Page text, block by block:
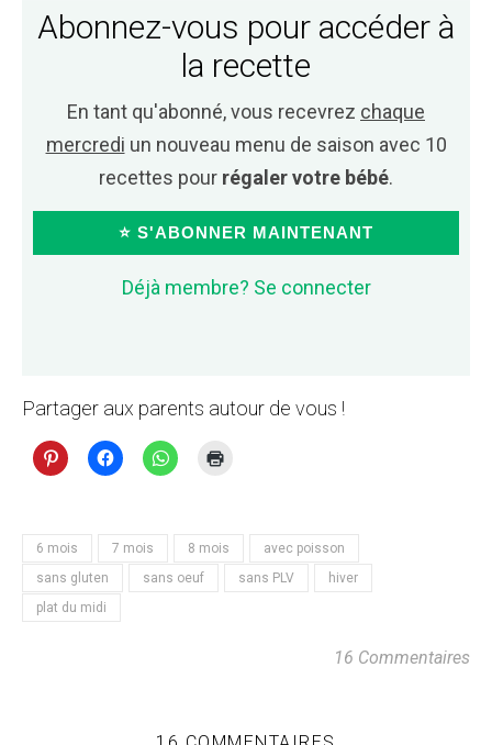
Abonnez-vous pour accéder à
la recette
En tant qu'abonné, vous recevrez chaque
mercredi un nouveau menu de saison avec 10
recettes pour régaler votre bébé.
⭐ S'ABONNER MAINTENANT
Déjà membre? Se connecter
Partager aux parents autour de vous !
6 mois 7 mois 8 mois
avec poisson
sans gluten
sans oeuf sans PLV
hiver
plat du midi
16 Commentaires